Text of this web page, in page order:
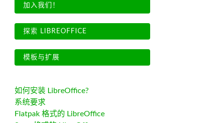
加入我们！
探索 LIBREOFFICE
模板与扩展
如何安装 LibreOffice?
系统要求
Flatpak 格式的 LibreOffice